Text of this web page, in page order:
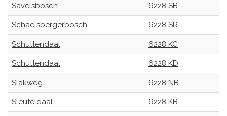
Savelsbosch 6228 SB
Schaelsbergerbosch 6228 SR
Schuttendaal 6228 KC
Schuttendaal 6228 KD
Slakweg 6228 NB
Sleuteldaal 6228 KB